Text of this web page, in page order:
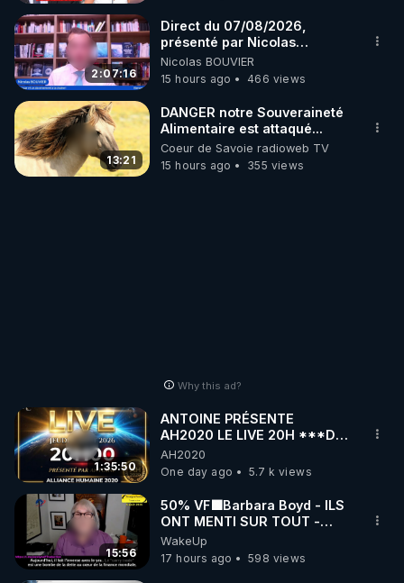
2:07:16
Direct du 07/08/2026,
présenté par Nicolas
BOUVIER
Nicolas BOUVIER
15 hours ago
466 views
13:21
DANGER notre Souveraineté
Alimentaire est attaqué...
Coeur de Savoie radioweb TV
15 hours ago
355 views
Why this ad?
1:35:50
ANTOINE PRÉSENTE
AH2020 LE LIVE 20H ***DU
06/08/2026***
AH2020
One day ago
5.7 k views
15:56
50% VF🟩Barbara Boyd - ILS
ONT MENTI SUR TOUT -
Jocelyne Traduction
WakeUp
17 hours ago
598 views